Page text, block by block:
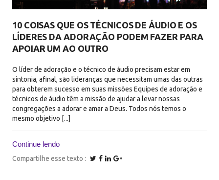
10 COISAS QUE OS TÉCNICOS DE ÁUDIO E OS
LÍDERES DA ADORAÇÃO PODEM FAZER PARA
APOIAR UM AO OUTRO
O líder de adoração e o técnico de áudio precisam estar em
sintonia, afinal, são lideranças que necessitam umas das outras
para obterem sucesso em suas missões Equipes de adoração e
técnicos de áudio têm a missão de ajudar a levar nossas
congregações a adorar e amar a Deus. Todos nós temos o
mesmo objetivo [...]
Continue lendo
Compartilhe esse texto